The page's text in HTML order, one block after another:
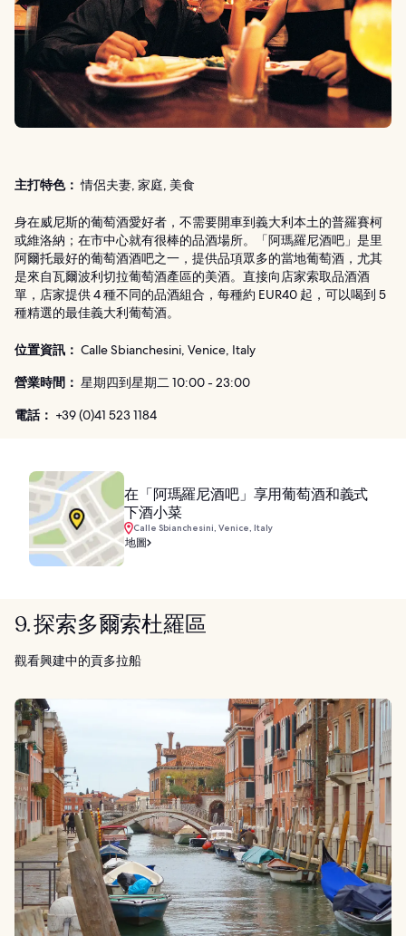
主打特色： 情侶夫妻, 家庭, 美食
身在威尼斯的葡萄酒愛好者，不需要開車到義大利本土的普羅賽柯
或維洛納；在市中心就有很棒的品酒場所。「阿瑪羅尼酒吧」是里
阿爾托最好的葡萄酒酒吧之一，提供品項眾多的當地葡萄酒，尤其
是來自瓦爾波利切拉葡萄酒產區的美酒。直接向店家索取品酒酒
單，店家提供 4 種不同的品酒組合，每種約 EUR40 起，可以喝到 5
種精選的最佳義大利葡萄酒。
位置資訊： Calle Sbianchesini, Venice, Italy
營業時間： 星期四到星期二 10:00 - 23:00
電話： +39 (0)41 523 1184
在「阿瑪羅尼酒吧」享用葡萄酒和義式
下酒小菜
Calle Sbianchesini, Venice, Italy
地圖
9. 探索多爾索杜羅區
觀看興建中的貢多拉船